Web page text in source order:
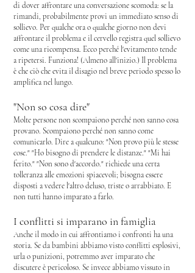
di dover affrontare una conversazione scomoda: se la
rimandi, probabilmente provi un immediato senso di
sollievo. Per qualche ora o qualche giorno non devi
affrontare il problema e il cervello registra quel sollievo
come una ricompensa. Ecco perché l'evitamento tende
a ripetersi. Funziona! (Almeno all'inizio.) Il problema
è che ciò che evita il disagio nel breve periodo spesso lo
amplifica nel lungo.
"Non so cosa dire"
Molte persone non scompaiono perché non sanno cosa
provano. Scompaiono perché non sanno come
comunicarlo. Dire a qualcuno: "Non provo più le stesse
cose.""Ho bisogno di prendere le distanze.""Mi hai
ferito.""Non sono d'accordo."richiede una certa
tolleranza alle emozioni spiacevoli; bisogna essere
disposti a vedere l'altro deluso, triste o arrabbiato. E
non tutti hanno imparato a farlo.
I conflitti si imparano in famiglia
Anche il modo in cui affrontiamo i confronti ha una
storia. Se da bambini abbiamo visto conflitti esplosivi,
urla o punizioni, potremmo aver imparato che
discutere è pericoloso. Se invece abbiamo vissuto in